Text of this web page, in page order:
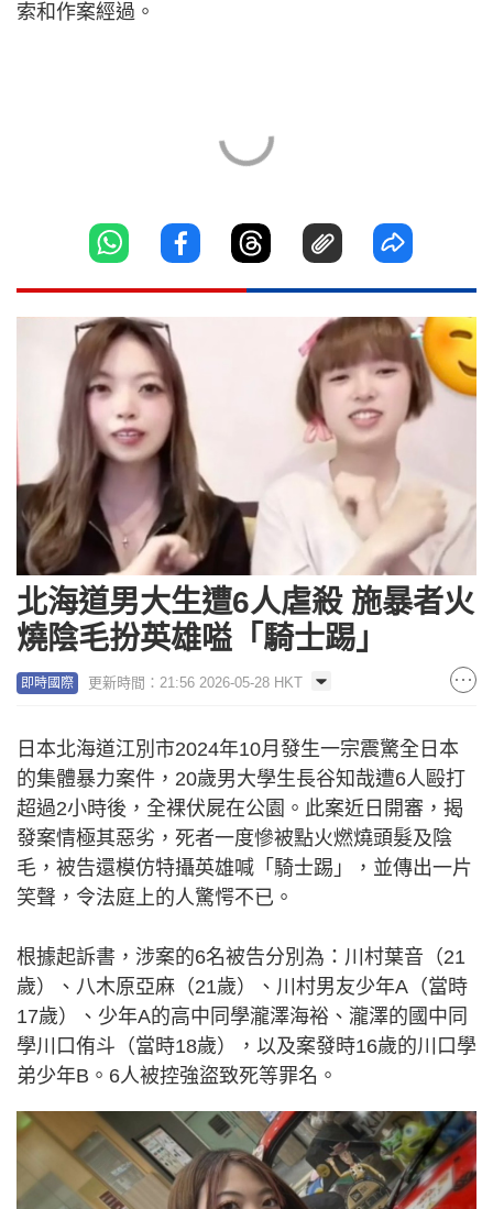
索和作案經過。
北海道男大生遭6人虐殺 施暴者火
燒陰毛扮英雄嗌「騎士踢」
即時國際 更新時間：21:56 2026-05-28 HKT
日本北海道江別市2024年10月發生一宗震驚全日本
的集體暴力案件，20歲男大學生長谷知哉遭6人毆打
超過2小時後，全裸伏屍在公園。此案近日開審，揭
發案情極其惡劣，死者一度慘被點火燃燒頭髮及陰
毛，被告還模仿特攝英雄喊「騎士踢」，並傳出一片
笑聲，令法庭上的人驚愕不已。
根據起訴書，涉案的6名被告分別為：川村葉音（21
歲）、八木原亞麻（21歲）、川村男友少年A（當時
17歲）、少年A的高中同學瀧澤海裕、瀧澤的國中同
學川口侑斗（當時18歲），以及案發時16歲的川口學
弟少年B。6人被控強盜致死等罪名。